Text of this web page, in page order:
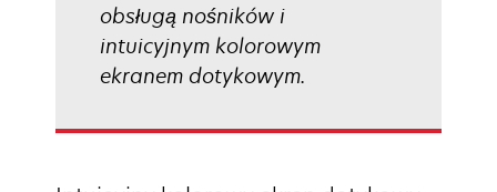
obsługą nośników i
intuicyjnym kolorowym
ekranem dotykowym.